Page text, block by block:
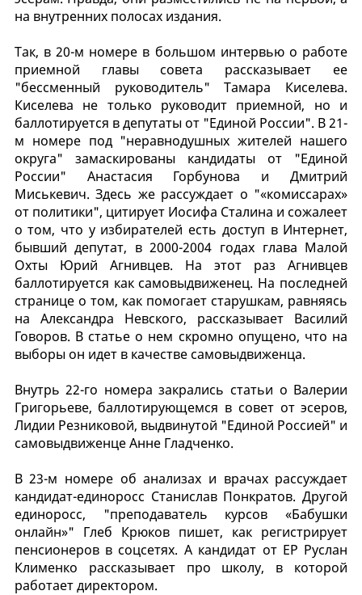
на внутренних полосах издания.
Так, в 20-м номере в большом интервью о работе
приемной главы совета рассказывает ее
"бессменный руководитель" Тамара Киселева.
Киселева не только руководит приемной, но и
баллотируется в депутаты от "Единой России". В 21-
м номере под "неравнодушных жителей нашего
округа" замаскированы кандидаты от "Единой
России" Анастасия Горбунова и Дмитрий
Миськевич. Здесь же рассуждает о "«комиссарах»
от политики", цитирует Иосифа Сталина и сожалеет
о том, что у избирателей есть доступ в Интернет,
бывший депутат, в 2000-2004 годах глава Малой
Охты Юрий Агнивцев. На этот раз Агнивцев
баллотируется как самовыдвиженец. На последней
странице о том, как помогает старушкам, равняясь
на Александра Невского, рассказывает Василий
Говоров. В статье о нем скромно опущено, что на
выборы он идет в качестве самовыдвиженца.
Внутрь 22-го номера закрались статьи о Валерии
Григорьеве, баллотирующемся в совет от эсеров,
Лидии Резниковой, выдвинутой "Единой Россией" и
самовыдвиженце Анне Гладченко.
В 23-м номере об анализах и врачах рассуждает
кандидат-единоросс Станислав Понкратов. Другой
единоросс, "преподаватель курсов «Бабушки
онлайн»" Глеб Крюков пишет, как регистрирует
пенсионеров в соцсетях. А кандидат от ЕР Руслан
Клименко рассказывает про школу, в которой
работает директором.